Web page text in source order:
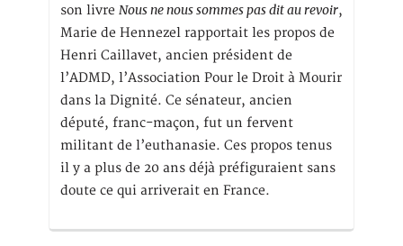
son livre Nous ne nous sommes pas dit au revoir,
Marie de Hennezel rapportait les propos de
Henri Caillavet, ancien président de
l’ADMD, l’Association Pour le Droit à Mourir
dans la Dignité. Ce sénateur, ancien
député, franc-maçon, fut un fervent
militant de l’euthanasie. Ces propos tenus
il y a plus de 20 ans déjà préfiguraient sans
doute ce qui arriverait en France.